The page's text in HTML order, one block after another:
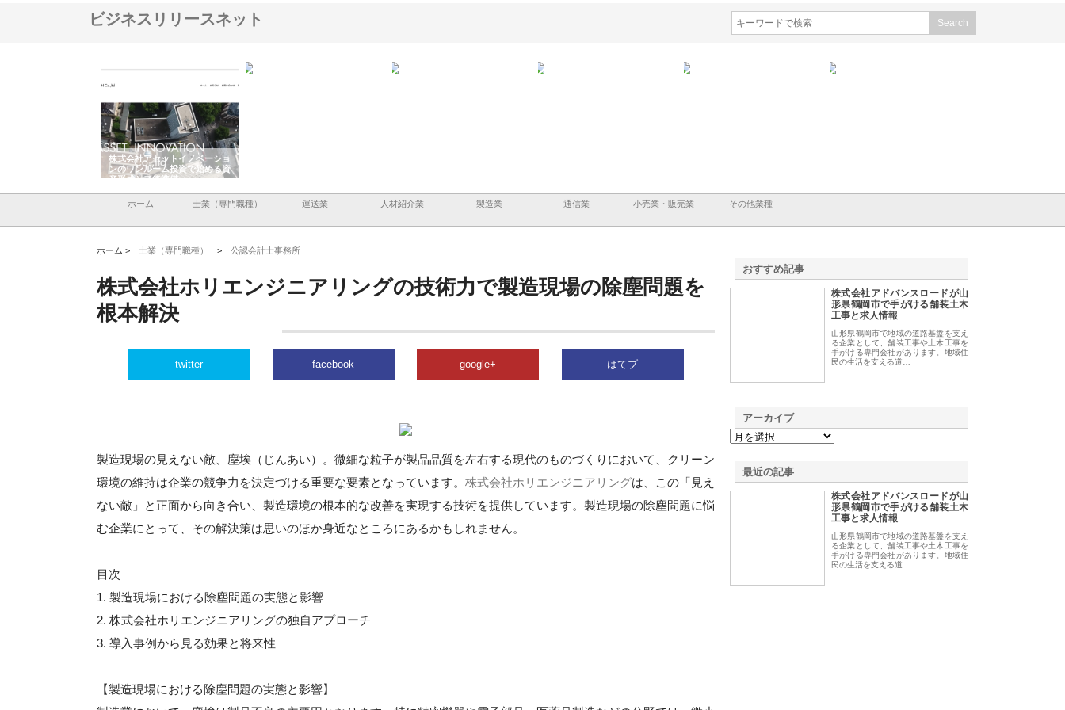
ビジネスリリースネット
株式会社アセットイノベーショ
ンのワンルーム投資で始める資
産形成と老後準備
ホーム 士業（専門職種） 運送業 人材紹介業 製造業 通信業 小売業・販売業 その他業種
ホーム > 士業（専門職種） > 公認会計士事務所
株式会社ホリエンジニアリングの技術力で製造現場の除塵問題を
根本解決
twitter facebook google+ はてブ
製造現場の見えない敵、塵埃（じんあい）。微細な粒子が製品品質を左右する現代のものづくりにおいて、クリーン
環境の維持は企業の競争力を決定づける重要な要素となっています。 株式会社ホリエンジニアリングは、この「見え
ない敵」と正面から向き合い、製造環境の根本的な改善を実現する技術を提供しています。製造現場の除塵問題に悩
む企業にとって、その解決策は思いのほか身近なところにあるかもしれません。
目次
1. 製造現場における除塵問題の実態と影響
2. 株式会社ホリエンジニアリングの独自アプローチ
3. 導入事例から見る効果と将来性
【製造現場における除塵問題の実態と影響】
おすすめ記事
株式会社アドバンスロードが山
形県鶴岡市で手がける舗装土木
工事と求人情報
山形県鶴岡市で地域の道路基盤を支え
る企業として、舗装工事や土木工事を
手がける専門会社があります。地域住
民の生活を支える道…
アーカイブ
最近の記事
株式会社アドバンスロードが山
形県鶴岡市で手がける舗装土木
工事と求人情報
山形県鶴岡市で地域の道路基盤を支え
る企業として、舗装工事や土木工事を
手がける専門会社があります。地域住
民の生活を支える道…